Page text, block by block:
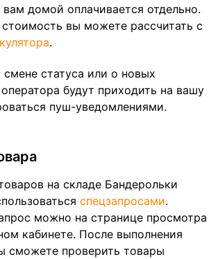
домой оплачивается отдельно.
вы можете рассчитать с
.
статуса или о новых
будут приходить на вашу
пуш-уведомлениями.
на складе Бандерольки
спецзапросами.
можно на странице просмотра
кабинете. После выполнения
сможете проверить товары